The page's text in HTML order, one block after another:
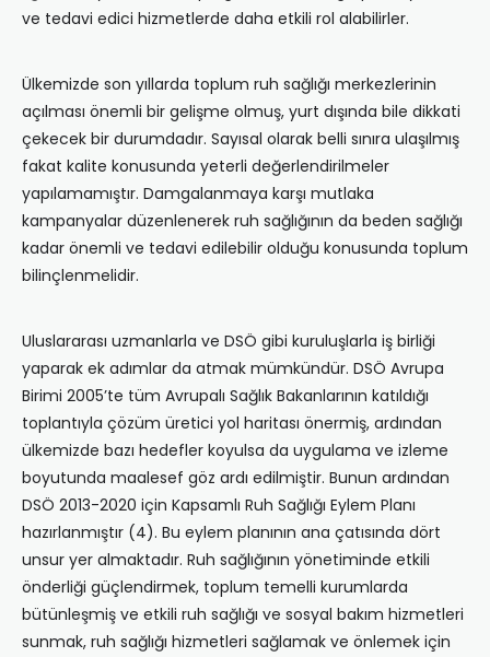
ve tedavi edici hizmetlerde daha etkili rol alabilirler.
Ülkemizde son yıllarda toplum ruh sağlığı merkezlerinin
açılması önemli bir gelişme olmuş, yurt dışında bile dikkati
çekecek bir durumdadır. Sayısal olarak belli sınıra ulaşılmış
fakat kalite konusunda yeterli değerlendirilmeler
yapılamamıştır. Damgalanmaya karşı mutlaka
kampanyalar düzenlenerek ruh sağlığının da beden sağlığı
kadar önemli ve tedavi edilebilir olduğu konusunda toplum
bilinçlenmelidir.
Uluslararası uzmanlarla ve DSÖ gibi kuruluşlarla iş birliği
yaparak ek adımlar da atmak mümkündür. DSÖ Avrupa
Birimi 2005’te tüm Avrupalı Sağlık Bakanlarının katıldığı
toplantıyla çözüm üretici yol haritası önermiş, ardından
ülkemizde bazı hedefler koyulsa da uygulama ve izleme
boyutunda maalesef göz ardı edilmiştir. Bunun ardından
DSÖ 2013-2020 için Kapsamlı Ruh Sağlığı Eylem Planı
hazırlanmıştır (4). Bu eylem planının ana çatısında dört
unsur yer almaktadır. Ruh sağlığının yönetiminde etkili
önderliği güçlendirmek, toplum temelli kurumlarda
bütünleşmiş ve etkili ruh sağlığı ve sosyal bakım hizmetleri
sunmak, ruh sağlığı hizmetleri sağlamak ve önlemek için